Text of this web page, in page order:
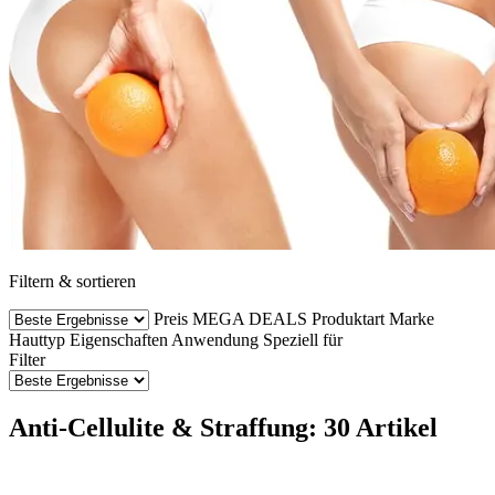
Filtern & sortieren
Preis MEGA DEALS Produktart Marke
Hauttyp Eigenschaften Anwendung Speziell für
Filter
Anti-Cellulite & Straffung: 30 Artikel